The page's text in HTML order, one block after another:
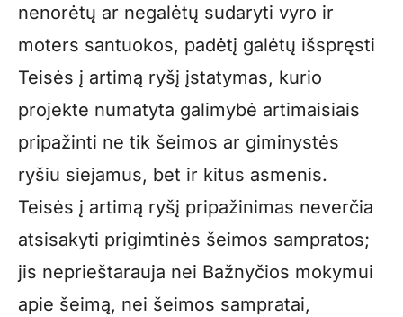
nenorėtų ar negalėtų sudaryti vyro ir
moters santuokos, padėtį galėtų išspręsti
Teisės į artimą ryšį įstatymas, kurio
projekte numatyta galimybė artimaisiais
pripažinti ne tik šeimos ar giminystės
ryšiu siejamus, bet ir kitus asmenis.
Teisės į artimą ryšį pripažinimas neverčia
atsisakyti prigimtinės šeimos sampratos;
jis neprieštarauja nei Bažnyčios mokymui
apie šeimą, nei šeimos sampratai,